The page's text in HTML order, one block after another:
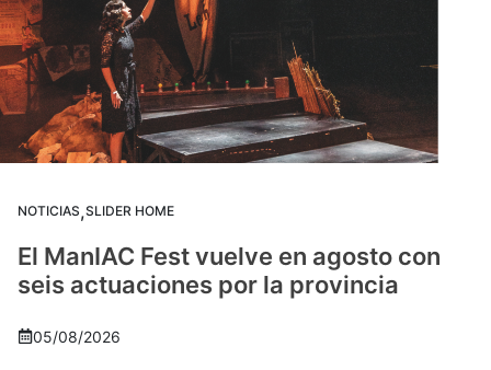
NOTICIAS,SLIDER HOME
El ManIAC Fest vuelve en agosto con
seis actuaciones por la provincia
05/08/2026